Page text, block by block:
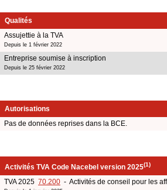
Qualités
Assujettie à la TVA
Depuis le 1 février 2022
Entreprise soumise à inscription
Depuis le 25 février 2022
Autorisations
Pas de données reprises dans la BCE.
Activités TVA Code Nacebel version 2025(1)
TVA 2025 70.200 - Activités de conseil pour les